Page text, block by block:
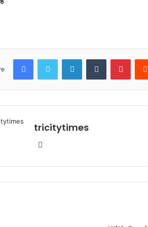
FacebookTwitter LinkedInTumblr
tricitytimes
Website